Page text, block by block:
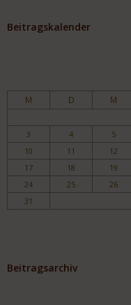
Beitragskalender
M D M
3
4 5
10
11 12
17
18 19
24
25 26
31
Beitragsarchiv